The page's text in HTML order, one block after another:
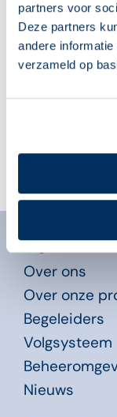
partners voor
Deze partners
andere
verzameld op
‘Leuk, ik mag
naar
05 augustus 2026
Algemeen
Over ons
Over onze
Begeleiders
Volgsysteem
Nieuws